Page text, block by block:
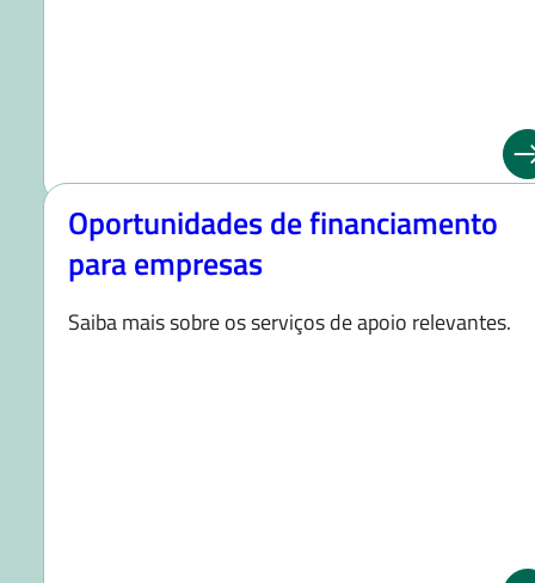
Oportunidades de financiamento
para empresas
Saiba mais sobre os serviços de apoio relevantes.